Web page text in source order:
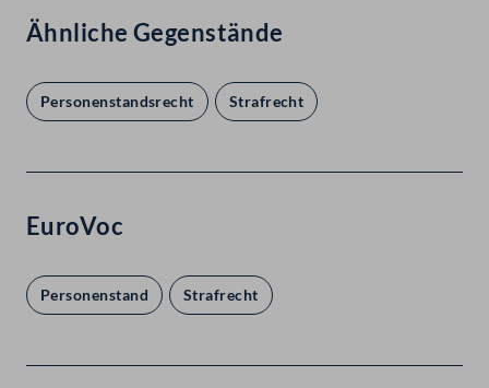
Ähnliche Gegenstände
Personenstandsrecht Strafrecht
EuroVoc
Personenstand Strafrecht